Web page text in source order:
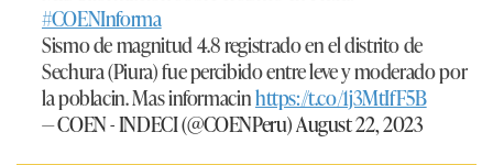
#COENInforma
Sismo de magnitud 4.8 registrado en el distrito de
Sechura (Piura) fue percibido entre leve y moderado por
la poblacin. Mas informacinhttps://t.co/1j3MtIfF5B
— COEN - INDECI (@COENPeru)August 22, 2023